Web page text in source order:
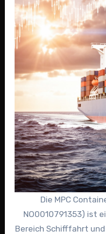
Die MPC
NO0010791353) ist
Bereich Schifffahrt